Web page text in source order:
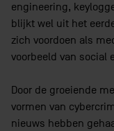
engineering,
blijkt wel uit het
zich voordoen als
voorbeeld van social
Door de groeiende
vormen van
nieuws hebben